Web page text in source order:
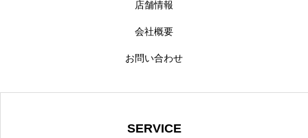
店舗情報
会社概要
お問い合わせ
SERVICE